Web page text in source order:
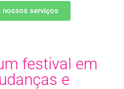
nossos serviços
festival em
e